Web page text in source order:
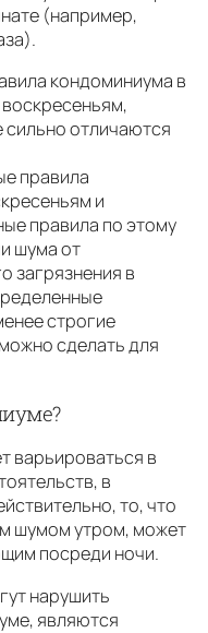
(например,
кондоминиума в
сильно отличаются
правила
и
правила по этому
шума от
загрязнения в
строгие
сделать для
варьироваться в
в
то, что
шумом утром, может
посреди ночи.
нарушить
являются